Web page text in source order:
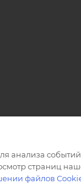
анализа
страниц
файлов